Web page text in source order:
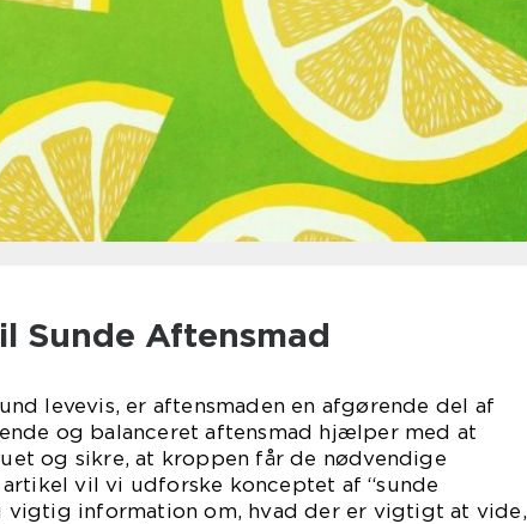
Sunde Aftensmad
levevis, er aftensmaden en afgørende del af
og balanceret aftensmad hjælper med at
og sikre, at kroppen får de nødvendige
vil vi udforske konceptet af “sunde
vigtig information om, hvad der er vigtigt at vide,